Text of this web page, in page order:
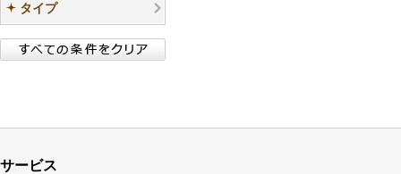
タイプ
サービス